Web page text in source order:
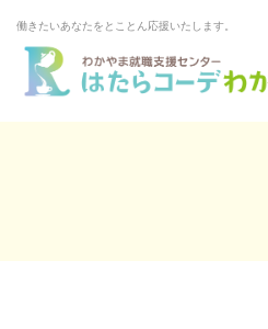
働きたいあなたをとことん応援いたします。